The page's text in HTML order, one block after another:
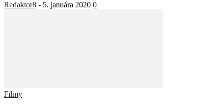
Redaktor8 - 5. januára 2020 0
Filmy